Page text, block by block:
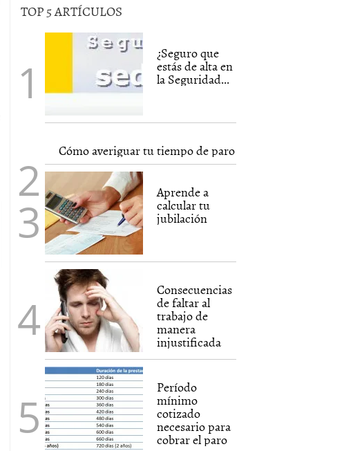
TOP 5 ARTÍCULOS
¿Seguro que
estás de alta en
la Seguridad...
Cómo averiguar tu tiempo de paro
Aprende a
calcular tu
jubilación
Consecuencias
de faltar al
trabajo de
manera
injustificada
Período
mínimo
cotizado
necesario para
cobrar el paro